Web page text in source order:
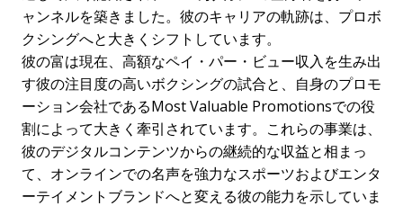
ャンネルを築きました。彼のキャリアの軌跡は、プロボ
クシングへと大きくシフトしています。
彼の富は現在、高額なペイ・パー・ビュー収入を生み出
す彼の注目度の高いボクシングの試合と、自身のプロモ
ーション会社であるMost Valuable Promotionsでの役
割によって大きく牽引されています。これらの事業は、
彼のデジタルコンテンツからの継続的な収益と相まっ
て、オンラインでの名声を強力なスポーツおよびエンタ
ーテイメントブランドへと変える彼の能力を示していま